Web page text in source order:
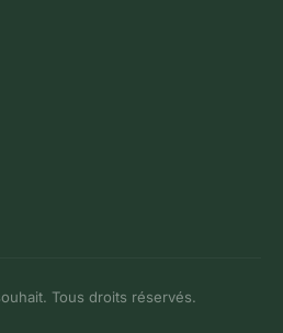
Tous droits réservés.